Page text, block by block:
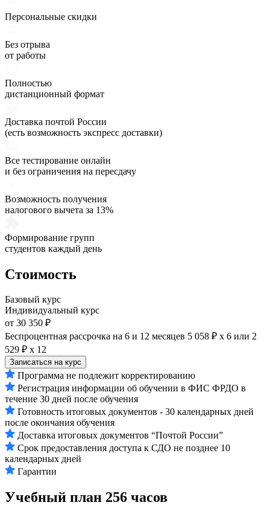
Персональные скидки
Без отрыва
от работы
Полностью
дистанционный формат
Доставка почтой России
(есть возможность экспресс доставки)
Все тестирование онлайн
и без ограничения на пересдачу
Возможность получения
налогового вычета за 13%
Формирование групп
студентов каждый день
Стоимость
Базовый курс
Индивидуальный курс
от 30 350 ₽
Беспроцентная рассрочка на 6 и 12 месяцев 5 058 ₽ х 6 или 2
529 ₽ х 12
Записаться на курс
Программа не подлежит корректированию
Регистрация информации об обучении в ФИС ФРДО в
течение 30 дней после обучения
Готовность итоговых документов - 30 календарных дней
после окончания обучения
Доставка итоговых документов “Почтой России”
Срок предоставления доступа к СДО не позднее 10
календарных дней
Гарантии
Учебный план 256 часов